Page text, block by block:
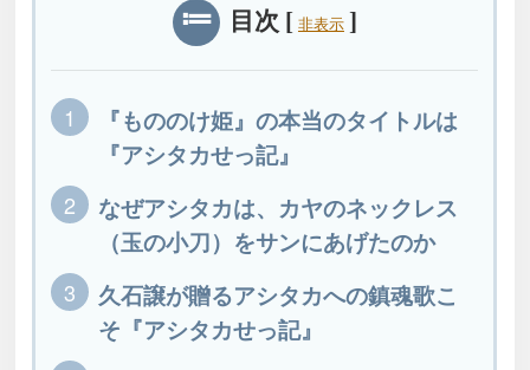
目次 [ 非表示 ]
『もののけ姫』の本当のタイトルは
『アシタカせっ記』
なぜアシタカは、カヤのネックレス
（玉の小刀）をサンにあげたのか
久石譲が贈るアシタカへの鎮魂歌こ
そ『アシタカせっ記』